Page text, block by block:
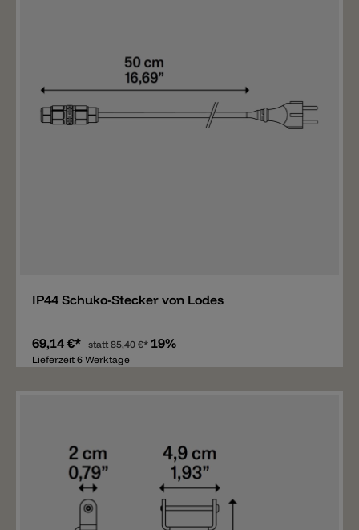
IP44 Schuko-Stecker von Lodes
69,14 €* statt85,40 €* 19%
Lieferzeit 6 Werktage